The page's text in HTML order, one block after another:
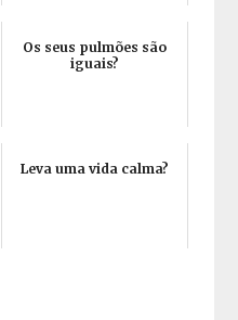
Os seus pulmões são
iguais?
Leva uma vida calma?